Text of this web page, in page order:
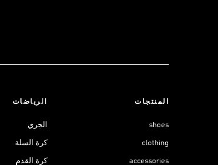
المنتجات
shoes
clothing
accessories
الرياضات
الجري
كرة السلة
كرة القدم